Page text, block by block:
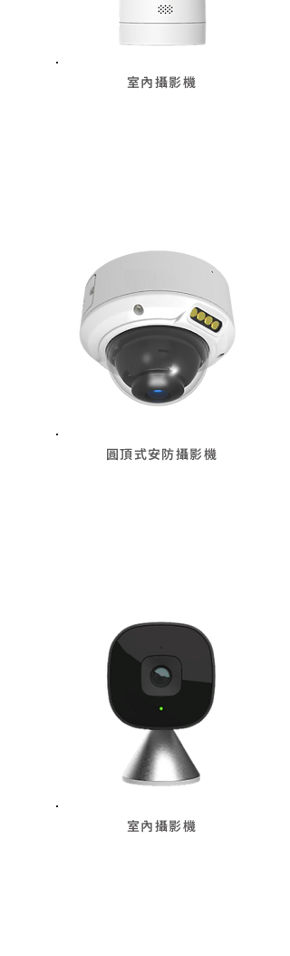
室內攝影機
圓頂式安防攝影機
室內攝影機